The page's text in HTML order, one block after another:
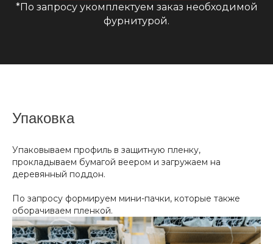
*По запросу укомплектуем заказ необходимой
фурнитурой.
Упаковка
Упаковываем профиль в защитную пленку,
прокладываем бумагой веером и загружаем на
деревянный поддон.
По запросу формируем мини-пачки, которые также
оборачиваем пленкой.